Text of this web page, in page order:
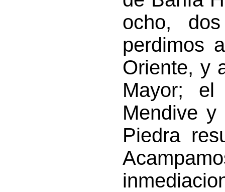
ocho,
perdimos
Oriente, y
Mayor;
Mendive y
Piedra